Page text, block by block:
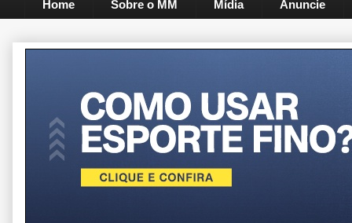
Home Sobre o MM Mídia Anuncie